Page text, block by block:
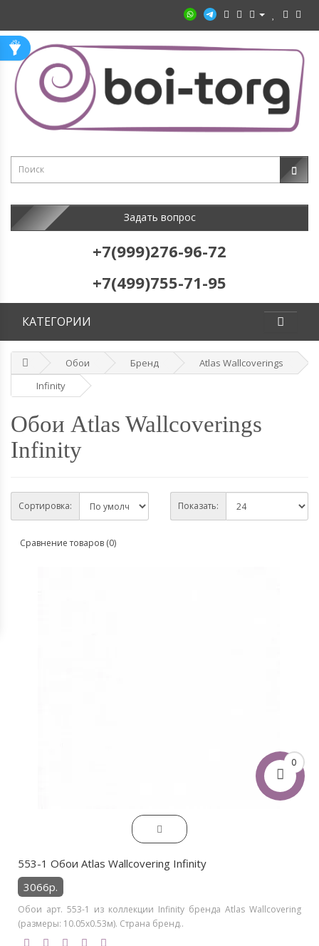
0
Задать вопрос
+7(999)276-96-72
+7(499)755-71-95
КАТЕГОРИИ
Обои Бренд
Atlas Wallcoverings
Infinity
Обои Atlas Wallcoverings
Infinity
Сортировка: Показать:
Сравнение товаров (0)
553-1 Обои Atlas Wallcovering Infinity
3066р.
Обои арт. 553-1 из коллекции Infinity бренда Atlas Wallcovering
(размеры: 10.05х0.53м). Страна бренд..